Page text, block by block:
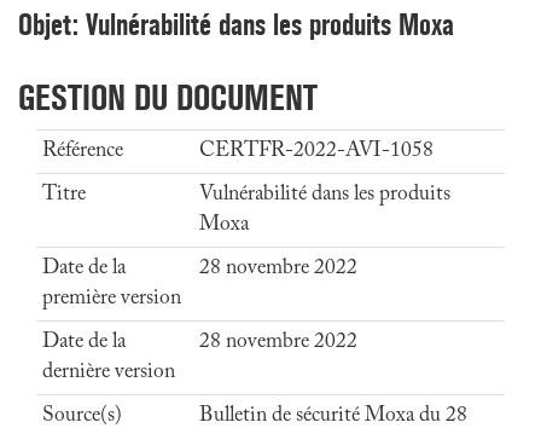
Objet: Vulnérabilité dans les produits Moxa
GESTION DU DOCUMENT
Référence
CERTFR-2022-AVI-1058
Titre
Vulnérabilité dans les produits
Moxa
Date de la
première version
28 novembre 2022
Date de la
dernière version
28 novembre 2022
Source(s)
Bulletin de sécurité Moxa du 28